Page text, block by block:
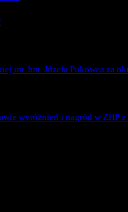
im. hm. Józefa Pukowca za
wyróżnień i nagród w ZHP